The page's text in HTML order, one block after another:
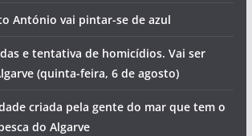
António vai pintar-se de azul
e tentativa de homicídios. Vai ser
(quinta-feira, 6 de agosto)
criada pela gente do mar que tem o
do Algarve